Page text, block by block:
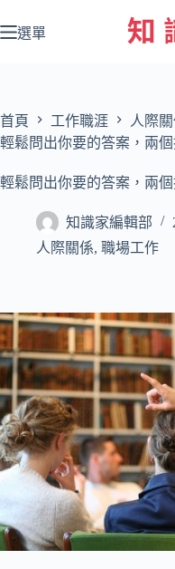
至
容
選單
首頁 工作職涯
人際
輕鬆問出你要的答案，兩
輕鬆問出你要的答案，兩
知識家編輯部
人際關係, 職場工作